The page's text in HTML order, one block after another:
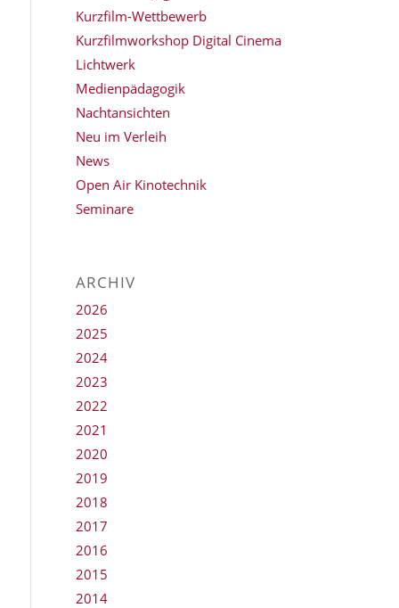
Kurzfilm-Wettbewerb
Kurzfilmworkshop Digital Cinema
Lichtwerk
Medienpädagogik
Nachtansichten
Neu im Verleih
News
Open Air Kinotechnik
Seminare
ARCHIV
2026
2025
2024
2023
2022
2021
2020
2019
2018
2017
2016
2015
2014